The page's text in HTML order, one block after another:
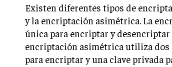
Existen diferentes tipos de
y la encriptación asimétrica. La
única para encriptar y
encriptación asimétrica utiliza dos
para encriptar y una clave privada